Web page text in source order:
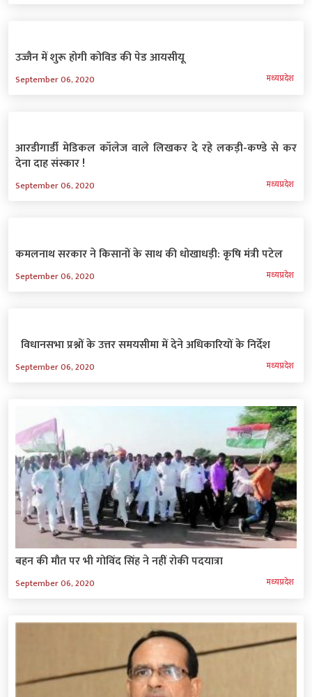
उज्जैन में शुरू होगी कोविड की पेड आयसीयू
September 06, 2020 मध्‍यप्रदेश
आरडीगार्डी मेडिकल कॉलेज वाले लिखकर दे रहे लकड़ी-कण्डे से कर
देना दाह संस्कार !
September 06, 2020 मध्‍यप्रदेश
कमलनाथ सरकार ने किसानों के साथ की धोखाधड़ी: कृषि मंत्री पटेल
September 06, 2020 मध्‍यप्रदेश
विधानसभा प्रश्नों के उत्तर समयसीमा में देने अधिकारियों के निर्देश
September 06, 2020 मध्‍यप्रदेश
बहन की मौत पर भी गोविंद सिंह ने नहीं रोकी पदयात्रा
September 06, 2020 मध्‍यप्रदेश